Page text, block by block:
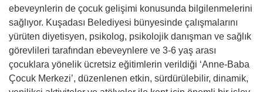
ebeveynlerin de çocuk gelişimi konusunda bilgilenmelerini
sağlıyor. Kuşadası Belediyesi bünyesinde çalışmalarını
yürüten diyetisyen, psikolog, psikolojik danışman ve sağlık
görevlileri tarafından ebeveynlere ve 3-6 yaş arası
çocuklara yönelik ücretsiz eğitimlerin verildiği ‘Anne-Baba
Çocuk Merkezi’, düzenlenen etkin, sürdürülebilir, dinamik,